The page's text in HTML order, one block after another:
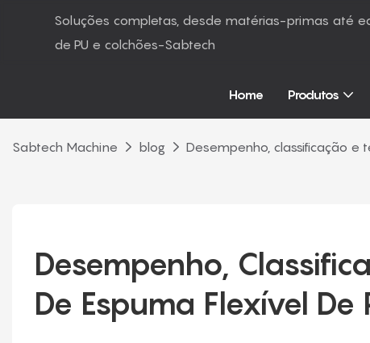
Soluções completas, desde matérias-primas até
de PU e colchões-Sabtech
Home Produtos
Sabtech Machine blog Desempenho, classificação e
Desempenho,
De Espuma Flexível De